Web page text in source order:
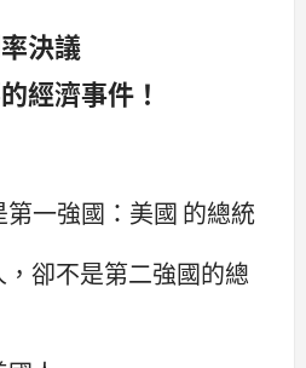
決議
經濟事件！
一強國：美國 的總統
卻不是第二強國的總